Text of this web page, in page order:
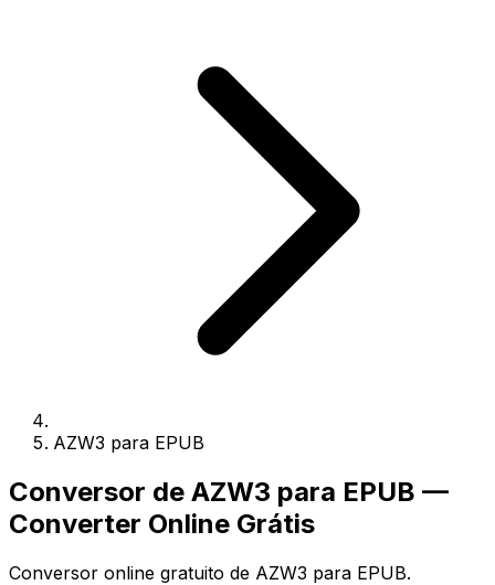
AZW3 para EPUB
Conversor de AZW3 para EPUB —
Converter Online Grátis
Conversor online gratuito de AZW3 para EPUB.